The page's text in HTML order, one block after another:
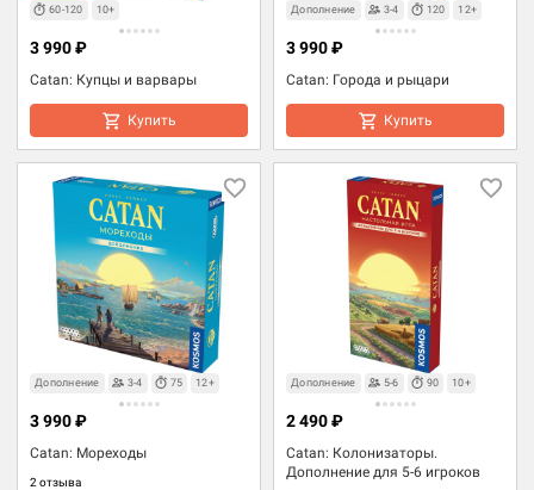
60-120
10+
Catan: Купцы и варвары
3 990 ₽
Купить
Дополнение 3-4 120 12+
Catan: Города и рыцари
3 990 ₽
Купить
Дополнение 3-4 75 12+
Catan: Мореходы
2 отзыва
3 990 ₽
Дополнение 5-6 90 10+
Catan: Колонизаторы.
Дополнение для 5-6 игроков
2 490 ₽